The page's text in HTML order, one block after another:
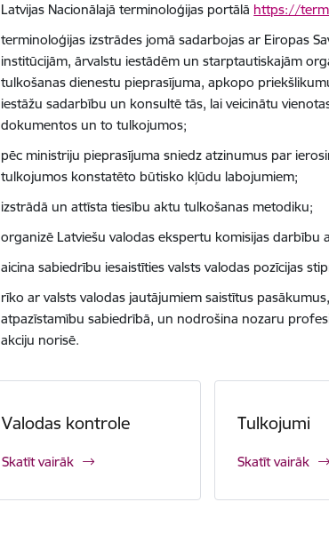
Latvijas Nacionālajā terminoloģijas portālā https://
terminoloģijas izstrādes jomā sadarbojas ar Eiropas
institūcijām, ārvalstu iestādēm un starptautiskajām
tulkošanas dienestu pieprasījuma, apkopo
iestāžu sadarbību un konsultē tās, lai veicinātu
dokumentos un to tulkojumos;
pēc ministriju pieprasījuma sniedz atzinumus par
tulkojumos konstatēto būtisko kļūdu labojumiem;
izstrādā un attīsta tiesību aktu tulkošanas metodiku;
organizē Latviešu valodas ekspertu komisijas
aicina sabiedrību iesaistīties valsts valodas pozīcijas
rīko ar valsts valodas jautājumiem saistītus
atpazīstamību sabiedrībā, un nodrošina nozaru
akciju norisē.
Valodas kontrole
Skatīt vairāk
Tulkojumi
Skatīt vairāk